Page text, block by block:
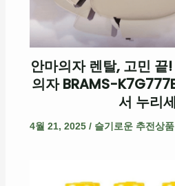
안마의자 렌탈, 고민 끝
의자 BRAMS-
서 누리
4월 21, 2025 / 슬기로운 추전상품